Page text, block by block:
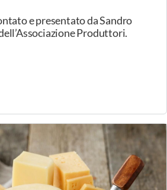
I pascoli delle pecore